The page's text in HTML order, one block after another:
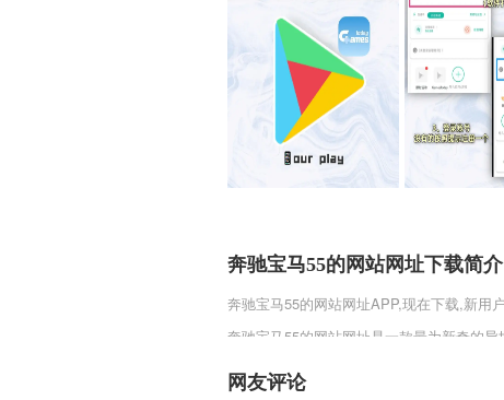
奔驰宝马55的网站网址下载简介
奔驰宝马55的网站网址APP,现在下载,新用
奔驰宝马55的网站网址是一款最为新奇的
效果，在非同一般的轻松战役中，寻找邂逅
网友评论